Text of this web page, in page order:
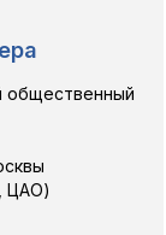
общественный
ЦАО)